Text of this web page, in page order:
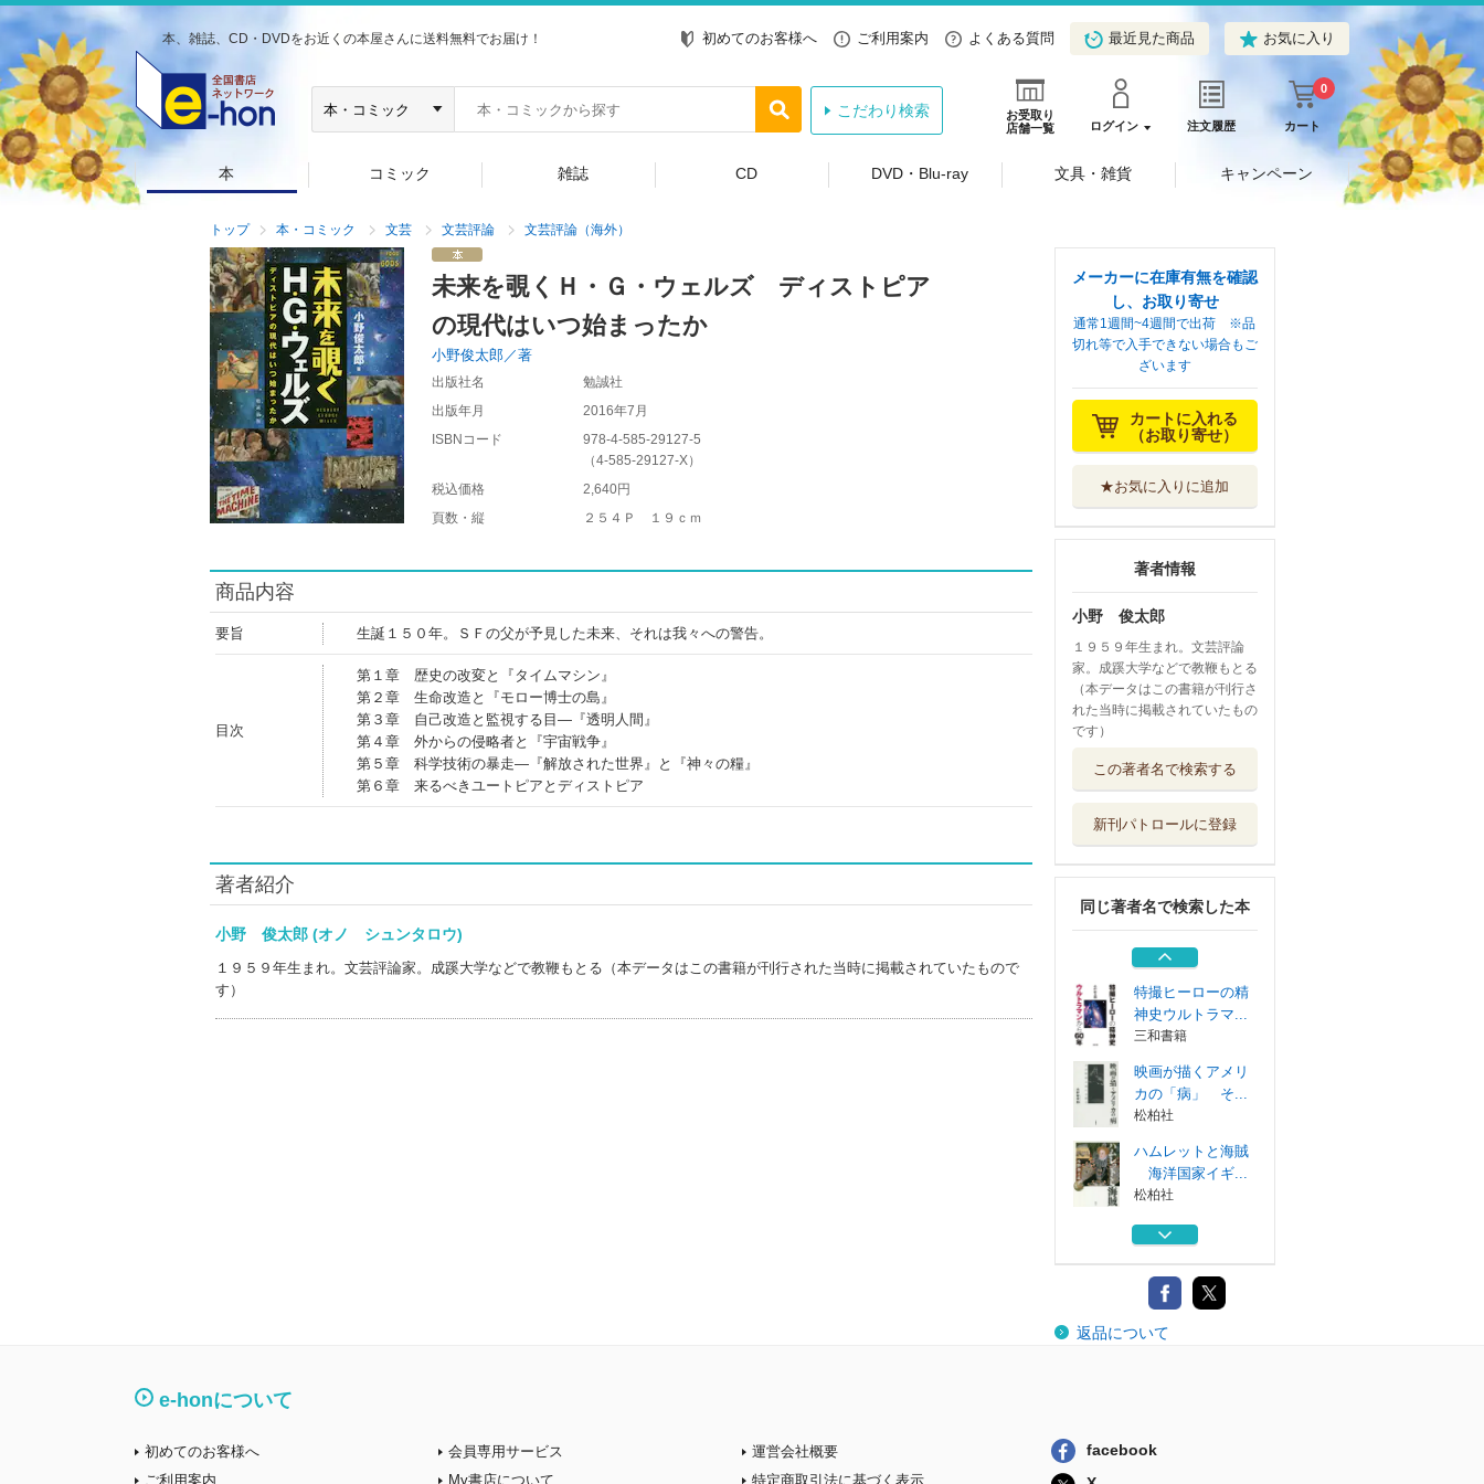
本、雑誌、CD・DVDをお近くの本屋さんに送料無料でお届け！ 初めてのお客様へ ご利用案内 よくある質問 最近見た商品 お気に入り
お受取り
店舗一覧
ログイン 注文履歴 カート
0
こだわり検索
本 コミック 雑誌 CD DVD・Blu-ray 文具・雑貨 キャンペーン
トップ 本・コミック 文芸 文芸評論 文芸評論（海外）
未来を覗くＨ・Ｇ・ウェルズ ディストピア
の現代はいつ始まったか
小野俊太郎／著
出版社名
勉誠社
出版年月
2016年7月
ISBNコード
978-4-585-29127-5
（4-585-29127-X）
税込価格
2,640円
頁数・縦
２５４Ｐ １９ｃｍ
商品内容
要旨 生誕１５０年。ＳＦの父が予見した未来、それは我々への警告。
目次
第１章 歴史の改変と『タイムマシン』
第２章 生命改造と『モロー博士の島』
第３章 自己改造と監視する目―『透明人間』
第４章 外からの侵略者と『宇宙戦争』
第５章 科学技術の暴走―『解放された世界』と『神々の糧』
第６章 来るべきユートピアとディストピア
著者紹介
小野 俊太郎 (オノ シュンタロウ)
１９５９年生まれ。文芸評論家。成蹊大学などで教鞭もとる（本データはこの書籍が刊行された当時に掲載されていたもので
す）
メーカーに在庫有無を確認
し、お取り寄せ
通常1週間~4週間で出荷 ※品
切れ等で入手できない場合もご
ざいます
カートに入れる
（お取り寄せ）
★お気に入りに追加
著者情報
小野 俊太郎
１９５９年生まれ。文芸評論
家。成蹊大学などで教鞭もとる
（本データはこの書籍が刊行さ
れた当時に掲載されていたもの
です）
この著者名で検索する
新刊パトロールに登録
同じ著者名で検索した本
海洋国家イギ...
太平洋の精神史
彩流社
新ゴジラ論 初代
ゴジラから『シ...
彩流社
特撮ヒーローの精
神史ウルトラマ...
三和書籍
映画が描くアメリ
カの「病」 そ...
松柏社
ハムレットと海賊
海洋国家イギ...
松柏社
太平洋の精神史
彩流社
新ゴジラ論 初代
ゴジラから『シ...
返品について
e-honについて
初めてのお客様へ
ご利用案内
会員専用サービス
My書店について
運営会社概要
特定商取引法に基づく表示
facebook